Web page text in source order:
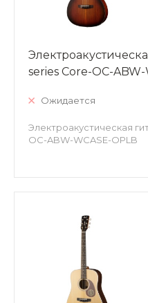
series Core-OC-
Ожидается
Электроакустическая
OC-ABW-WCASE-OPLB